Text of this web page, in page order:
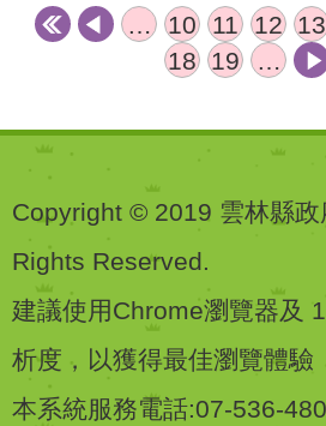
…
10 11 12 13
18 19 …
Copyright © 2019 雲林縣政
Rights Reserved.
建議使用Chrome瀏覽器及
析度，以獲得最佳瀏覽體驗
本系統服務電話:07-536-